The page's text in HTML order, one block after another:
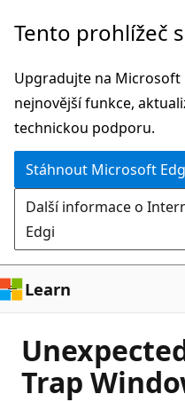
Přeskočit
hlavní
obsah
Tento prohlížeč
Upgradujte na Microsoft
nejnovější funkce,
technickou podporu.
Stáhnout Microsoft
Další informace o
Edgi
Learn
Trap